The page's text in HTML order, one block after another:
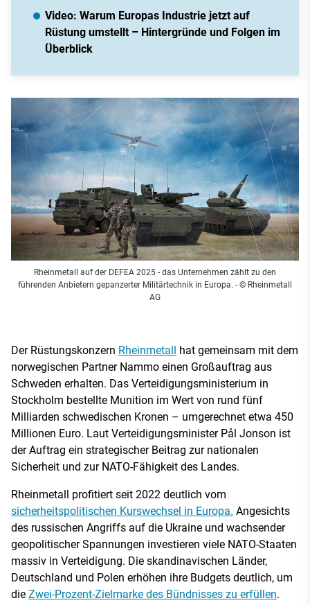
Video: Warum Europas Industrie jetzt auf
Rüstung umstellt – Hintergründe und Folgen im
Überblick
Rheinmetall auf der DEFEA 2025 - das Unternehmen zählt zu den
führenden Anbietern gepanzerter Militärtechnik in Europa. - © Rheinmetall
AG
Der Rüstungskonzern Rheinmetall hat gemeinsam mit dem
norwegischen Partner Nammo einen Großauftrag aus
Schweden erhalten. Das Verteidigungsministerium in
Stockholm bestellte Munition im Wert von rund fünf
Milliarden schwedischen Kronen – umgerechnet etwa 450
Millionen Euro. Laut Verteidigungsminister Pål Jonson ist
der Auftrag ein strategischer Beitrag zur nationalen
Sicherheit und zur NATO-Fähigkeit des Landes.
Rheinmetall profitiert seit 2022 deutlich vom
sicherheitspolitischen Kurswechsel in Europa. Angesichts
des russischen Angriffs auf die Ukraine und wachsender
geopolitischer Spannungen investieren viele NATO-Staaten
massiv in Verteidigung. Die skandinavischen Länder,
Deutschland und Polen erhöhen ihre Budgets deutlich, um
die Zwei-Prozent-Zielmarke des Bündnisses zu erfüllen.